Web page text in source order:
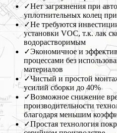
✓Нет загрязнения при
уплотнительных колец
✓Не требуются
установки VOC, т.к. лак
водорастворимым
✓Экономичное и
процессами без
материалов
✓Чистый и простой
усилий сборки до 40%
✓Возможное снижение
производительности
благодаря меньшим
✓Простая технология